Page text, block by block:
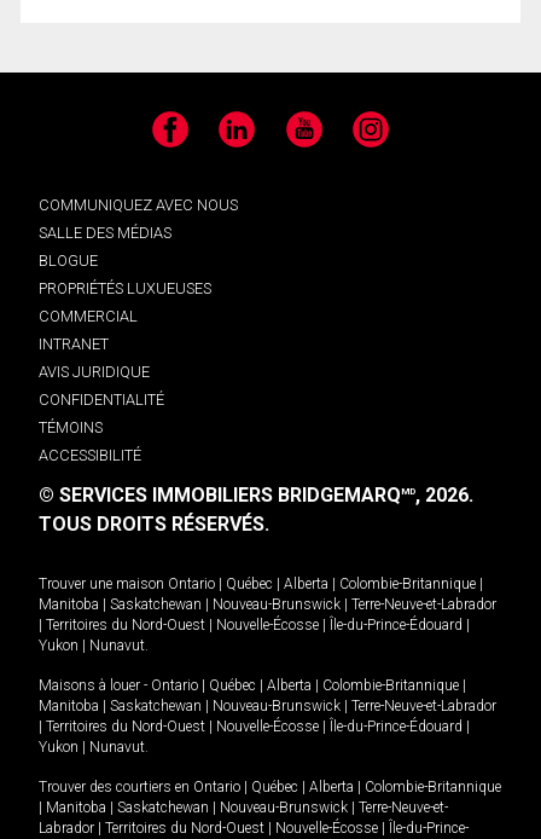
Facebook LinkedIn YouTube Instagram
COMMUNIQUEZ AVEC NOUS
SALLE DES MÉDIAS
BLOGUE
PROPRIÉTÉS LUXUEUSES
COMMERCIAL
INTRANET
AVIS JURIDIQUE
CONFIDENTIALITÉ
TÉMOINS
ACCESSIBILITÉ
© SERVICES IMMOBILIERS BRIDGEMARQMD, 2026.
TOUS DROITS RÉSERVÉS.
Trouver une maison Ontario Québec Alberta Colombie-Britannique
Manitoba
Saskatchewan Nouveau-Brunswick
Terre-Neuve-et-Labrador
Territoires du Nord-Ouest Nouvelle-Écosse Île-du-Prince-Édouard
Yukon
Nunavut.
Maisons à louer - Ontario Québec Alberta Colombie-Britannique
Manitoba
Saskatchewan Nouveau-Brunswick
Terre-Neuve-et-Labrador
Territoires du Nord-Ouest Nouvelle-Écosse Île-du-Prince-Édouard
Yukon
Nunavut.
Trouver des courtiers en Ontario Québec Alberta
Colombie-Britannique
Manitoba Saskatchewan Nouveau-Brunswick
Terre-Neuve-et-
Labrador
Territoires du Nord-Ouest Nouvelle-Écosse
Île-du-Prince-